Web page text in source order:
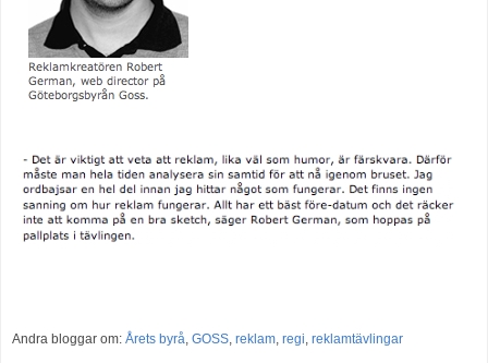
Andra bloggar om: Årets byrå, GOSS, reklam, regi, reklamtävlingar